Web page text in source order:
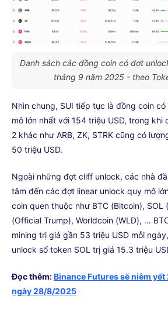
Danh sách các đồng coin có đợt
tháng 9 năm 2025 - theo
Nhìn chung, SUI tiếp tục là đồng coin
mô lớn nhất với 154 triệu USD, trong khi
2 khác như ARB, ZK, STRK cũng có
50 triệu USD.
Ngoài những đợt cliff unlock, các nhà
tâm đến các đợt linear unlock quy mô
coin quen thuộc như BTC (Bitcoin), SOL
(Official Trump), Worldcoin (WLD), …
mining trị giá gần 53 triệu USD mỗi
unlock số token SOL trị giá 15.3 triệu
Đọc thêm:Binance Futures sẽ niêm
ngày 28/8/2025